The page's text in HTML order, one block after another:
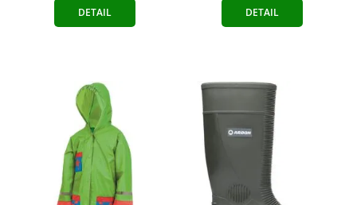
DETAIL DETAIL